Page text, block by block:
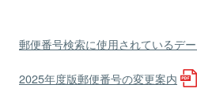
郵便番号検索に使用されているデ
2025年度版郵便番号の変更案内